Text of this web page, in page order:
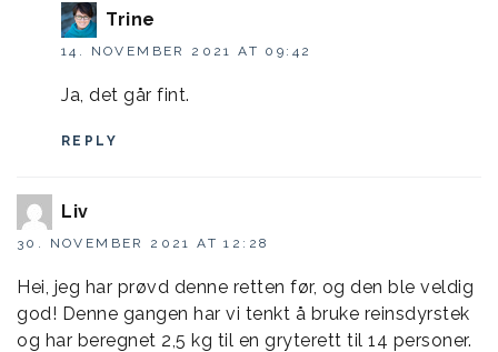
Trine
14. NOVEMBER 2021 AT 09:42
Ja, det går fint.
REPLY
Liv
30. NOVEMBER 2021 AT 12:28
Hei, jeg har prøvd denne retten før, og den ble veldig
god! Denne gangen har vi tenkt å bruke reinsdyrstek
og har beregnet 2,5 kg til en gryterett til 14 personer.